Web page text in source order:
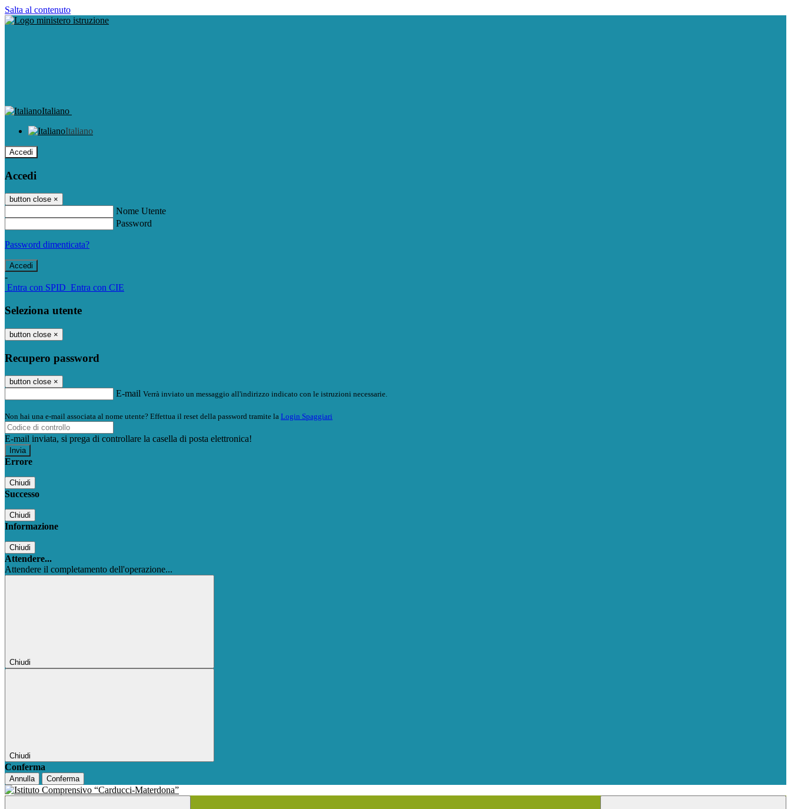
Salta al contenuto
Italiano
Italiano
Accedi
Accedi
button close ×
Nome Utente
Password
Password dimenticata?
-
Entra con SPID Entra con CIE
Seleziona utente
button close ×
Recupero password
button close ×
E-mail Verrà inviato un messaggio all'indirizzo indicato con le istruzioni necessarie.
Non hai una e-mail associata al nome utente? Effettua il reset della password tramite la Login Spaggiari
E-mail inviata, si prega di controllare la casella di posta elettronica!
Errore
Chiudi
Successo
Chiudi
Informazione
Chiudi
Attendere...
Attendere il completamento dell'operazione...
Chiudi
Chiudi
Conferma
Annulla Conferma